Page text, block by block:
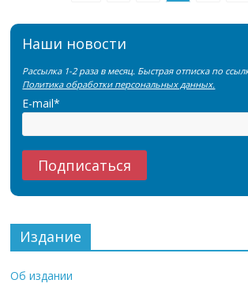
Наши новости
Рассылка 1-2 раза в месяц. Быстрая отписка по
Политика обработки персональных данных.
E-mail*
Издание
Об издании